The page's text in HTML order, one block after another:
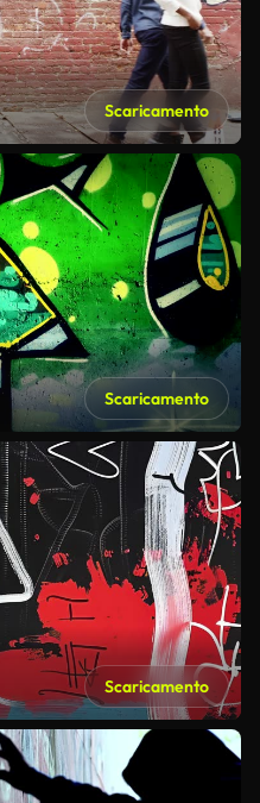
Scaricamento
Scaricamento
Scaricamento